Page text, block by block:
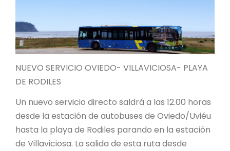
NUEVO SERVICIO OVIEDO- VILLAVICIOSA- PLAYA
DE RODILES
Un nuevo servicio directo saldrá a las 12.00 horas
desde la estación de autobuses de Oviedo/Uviéu
hasta la playa de Rodiles parando en la estación
de Villaviciosa. La salida de esta ruta desde